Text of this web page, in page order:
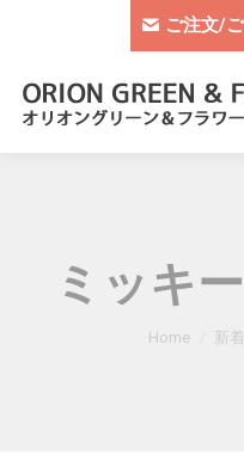
ご注文/
ミッキ
You are
Home 新